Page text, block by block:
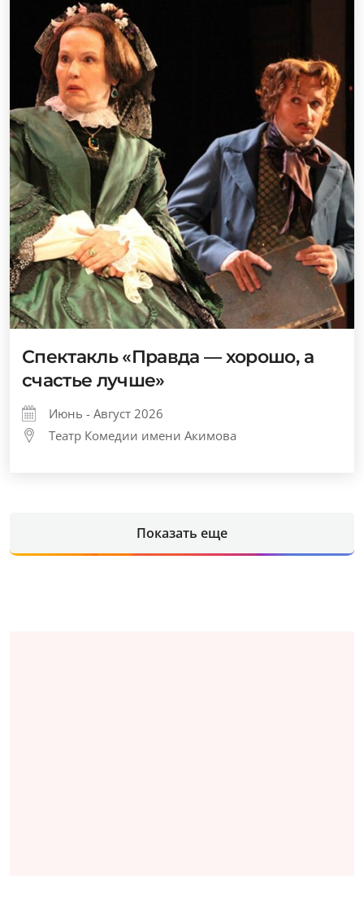
Спектакль «Правда — хорошо, а
счастье лучше»
Июнь - Август 2026
Театр Комедии имени Акимова
Показать еще